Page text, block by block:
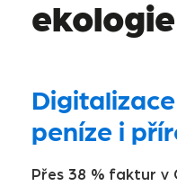
ekologie
peníze i
Přes 38 % faktur v